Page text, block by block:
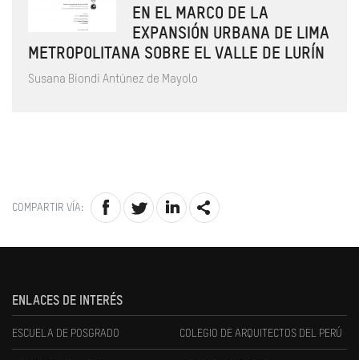
EN EL MARCO DE LA
EXPANSIÓN URBANA DE LIMA
METROPOLITANA SOBRE EL VALLE DE LURÍN
Susana Biondi Antúnez de Mayolo
COMPARTIR VÍA:
ENLACES DE INTERÉS
ESCUELA DE POSGRADO COLEGIO DE ARQUITECTOS DEL PERÚ